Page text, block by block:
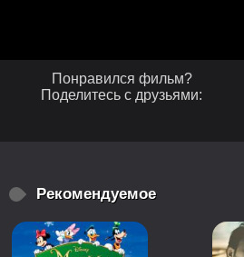
Понравился фильм?
Поделитесь с друзьями:
Рекомендуемое